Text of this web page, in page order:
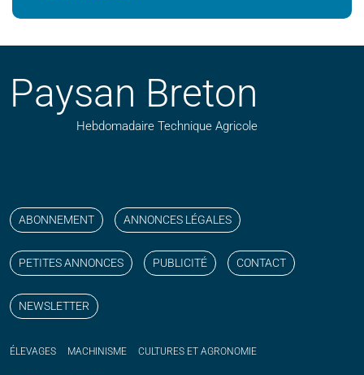
Paysan Breton
Hebdomadaire Technique Agricole
ABONNEMENT ANNONCES LÉGALES
PETITES ANNONCES PUBLICITÉ CONTACT
NEWSLETTER
ÉLEVAGES MACHINISME CULTURES ET AGRONOMIE